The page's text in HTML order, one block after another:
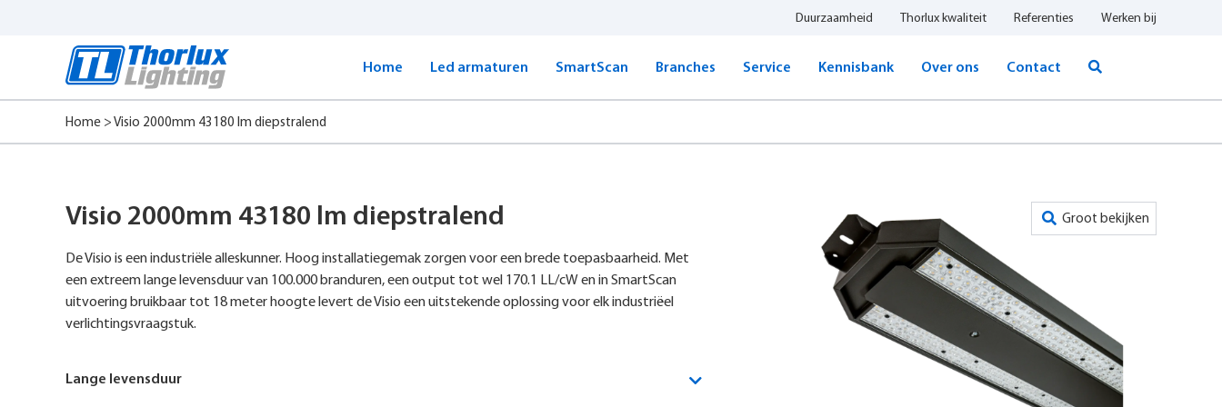
Duurzaamheid Thorlux kwaliteit Referenties Werken bij
Home Led armaturen SmartScan Branches Service Kennisbank Over ons Contact
Home > Visio 2000mm 43180 lm diepstralend
Visio 2000mm 43180 lm diepstralend
De Visio is een industriële alleskunner. Hoog installatiegemak zorgen voor een brede toepasbaarheid. Met
een extreem lange levensduur van 100.000 branduren, een output tot wel 170.1 LL/cW en in SmartScan
uitvoering bruikbaar tot 18 meter hoogte levert de Visio een uitstekende oplossing voor elk industriëel
verlichtingsvraagstuk.
Lange levensduur